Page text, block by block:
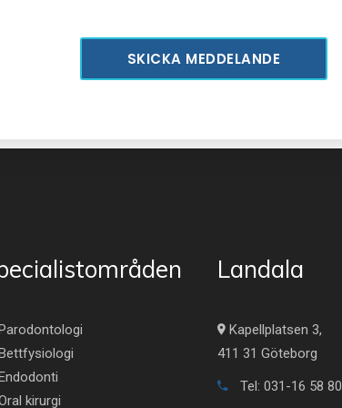
kirurgi
Landala
Kapellplatsen 3,
411 31 Göteborg
Tel: 031-16 58 80